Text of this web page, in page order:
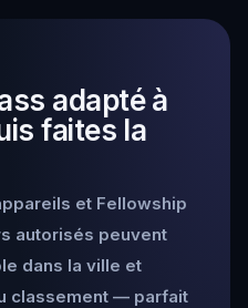
adapté à
faites la
et Fellowship
autorisés peuvent
dans la ville et
classement — parfait